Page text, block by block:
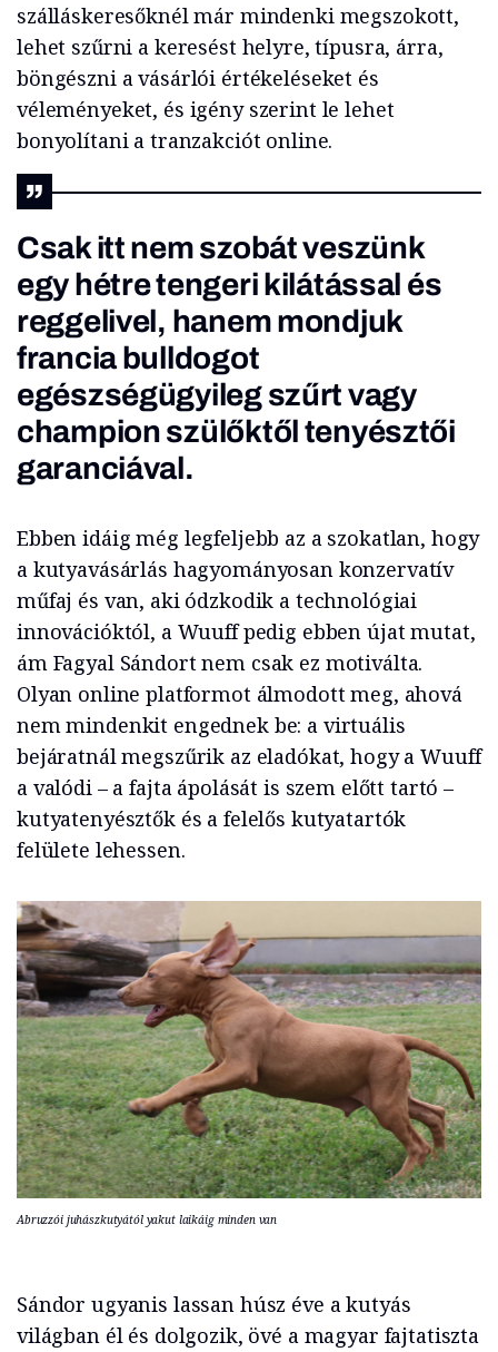
szálláskeresőknél már mindenki megszokott,
lehet szűrni a keresést helyre, típusra, árra,
böngészni a vásárlói értékeléseket és
véleményeket, és igény szerint le lehet
bonyolítani a tranzakciót online.
Csak itt nem szobát veszünk
egy hétre tengeri kilátással és
reggelivel, hanem mondjuk
francia bulldogot
egészségügyileg szűrt vagy
champion szülőktől tenyésztői
garanciával.
Ebben idáig még legfeljebb az a szokatlan, hogy
a kutyavásárlás hagyományosan konzervatív
műfaj és van, aki ódzkodik a technológiai
innovációktól, a Wuuff pedig ebben újat mutat,
ám Fagyal Sándort nem csak ez motiválta.
Olyan online platformot álmodott meg, ahová
nem mindenkit engednek be: a virtuális
bejáratnál megszűrik az eladókat, hogy a Wuuff
a valódi – a fajta ápolását is szem előtt tartó –
kutyatenyésztők és a felelős kutyatartók
felülete lehessen.
Abruzzói juhászkutyától yakut laikáig minden van
Sándor ugyanis lassan húsz éve a kutyás
világban él és dolgozik, övé a magyar fajtatiszta